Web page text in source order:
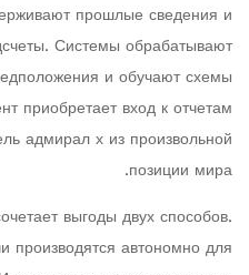
прошлые сведения и
Системы обрабатывают
и обучают схемы
приобретает вход к отчетам
адмирал х из произвольной
позиции мира.
выгоды двух способов.
производятся автономно для